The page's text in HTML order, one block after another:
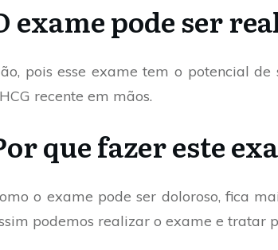
exame pode ser
pois esse exame tem o potencial
recente em mãos.
que fazer este
o exame pode ser doloroso, fica
podemos realizar o exame e tratar